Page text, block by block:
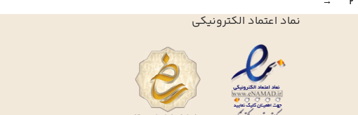
نماد اعتماد الکترونیکی